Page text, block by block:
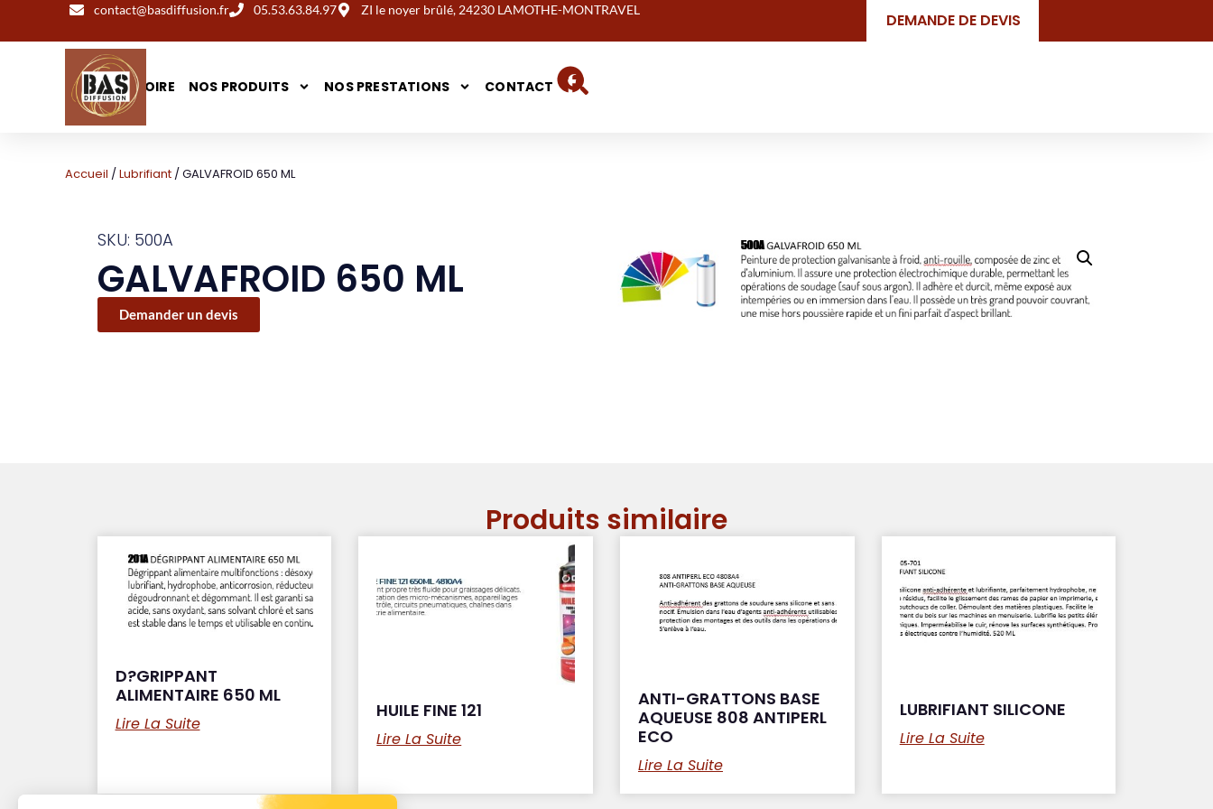
contact@basdiffusion.fr 05.53.63.84.97 ZI le noyer brûlé, 24230 LAMOTHE-MONTRAVEL
DEMANDE DE DEVIS
NOTRE HISTOIRE NOS PRODUITS NOS PRESTATIONS CONTACT
Accueil / Lubrifiant / GALVAFROID 650 ML
SKU: 500A
GALVAFROID 650 ML
Demander un devis
Produits similaire
D?GRIPPANT
ALIMENTAIRE 650 ML
Lire La Suite
HUILE FINE 121
Lire La Suite
ANTI-GRATTONS BASE
AQUEUSE 808 ANTIPERL
ECO
Lire La Suite
LUBRIFIANT SILICONE
Lire La Suite